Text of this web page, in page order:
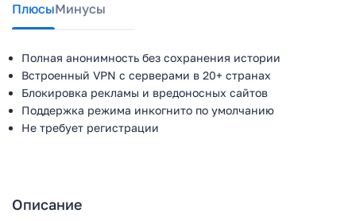
ПлюсыМинусы
Полная анонимность без сохранения истории
Встроенный VPN с серверами в 20+ странах
Блокировка рекламы и вредоносных сайтов
Поддержка режима инкогнито по умолчанию
Не требует регистрации
Описание